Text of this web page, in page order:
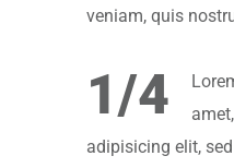
veniam, quis
1/4
adipisicing elit,